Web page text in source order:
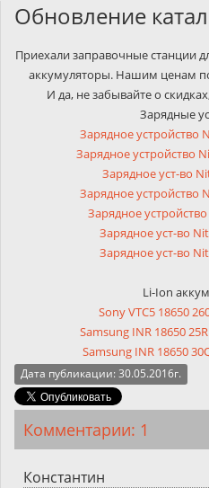
Обновление
Приехали заправочные станции
аккумуляторы. Нашим ценам
И да, не забывайте о
Зарядные
Зарядное устройство
Зарядное устройство
Зарядное уст-во
Зарядное устройство
Зарядное
Зарядное уст-во
Зарядное уст-во
Li-Ion
Sony VTC5 18650
Samsung INR 18650
Samsung INR 18650
Дата публикации: 30.05.2016г.
Комментарии: 1
Константин